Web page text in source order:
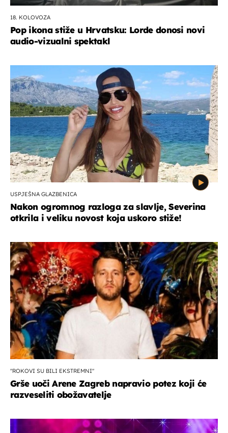
18. KOLOVOZA
Pop ikona stiže u Hrvatsku: Lorde donosi novi
audio-vizualni spektakl
USPJEŠNA GLAZBENICA
Nakon ogromnog razloga za slavlje, Severina
otkrila i veliku novost koja uskoro stiže!
"ROKOVI SU BILI EKSTREMNI"
Grše uoči Arene Zagreb napravio potez koji će
razveseliti obožavatelje